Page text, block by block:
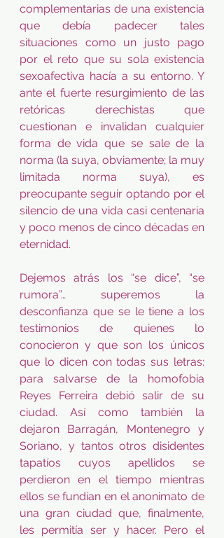
complementarias de una existencia
que debía padecer tales
situaciones como un justo pago
por el reto que su sola existencia
sexoafectiva hacía a su entorno. Y
ante el fuerte resurgimiento de las
retóricas derechistas que
cuestionan e invalidan cualquier
forma de vida que se sale de la
norma (la suya, obviamente; la muy
limitada norma suya), es
preocupante seguir optando por el
silencio de una vida casi centenaria
y poco menos de cinco décadas en
eternidad.
Dejemos atrás los “se dice”, “se
rumora”… superemos la
desconfianza que se le tiene a los
testimonios de quienes lo
conocieron y que son los únicos
que lo dicen con todas sus letras:
para salvarse de la homofobia
Reyes Ferreira debió salir de su
ciudad. Así como también la
dejaron Barragán, Montenegro y
Soriano, y tantos otros disidentes
tapatíos cuyos apellidos se
perdieron en el tiempo mientras
ellos se fundían en el anonimato de
una gran ciudad que, finalmente,
les permitía ser y hacer. Pero el